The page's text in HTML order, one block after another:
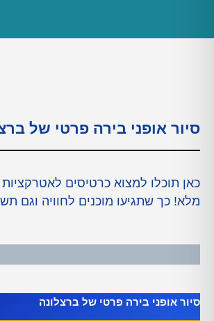
סיור אופני בירה פרטי של
מלא! כך שתגיעו מוכנים לחוויה וגם
סיור אופני בירה פרטי של ברצלונה